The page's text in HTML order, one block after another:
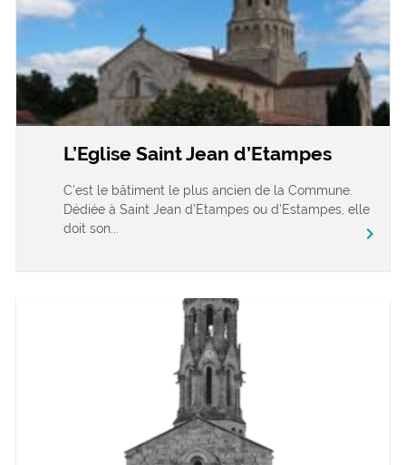
L’Eglise Saint Jean d’Etampes
C’est le bâtiment le plus ancien de la Commune.
Dédiée à Saint Jean d’Etampes ou d’Estampes, elle
doit son...
chevron_right